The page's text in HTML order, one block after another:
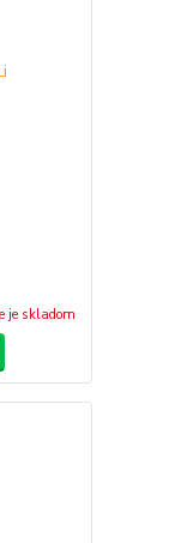
je skladom